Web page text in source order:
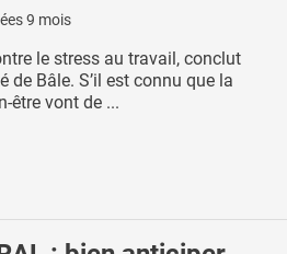
9 mois
le stress au travail, conclut
de Bâle. S’il est connu que la
être vont de ...